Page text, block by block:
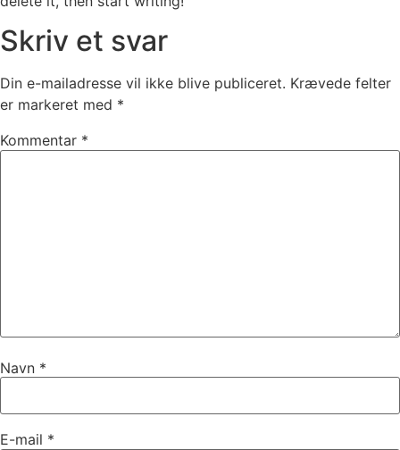
Skriv et svar
Din e-mailadresse vil ikke blive publiceret. Krævede felter
er markeret med *
Kommentar *
Navn *
E-mail *